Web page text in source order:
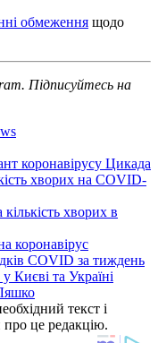
обмеження щодо
Підписуйтесь на
коронавірусу Цикада
хворих на COVID-
хворих в
коронавірус
COVID за тиждень
Києві та Україні
текст і
це редакцію.